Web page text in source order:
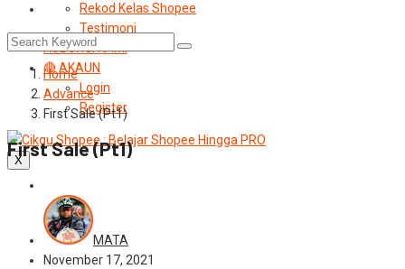
Rekod Kelas Shopee
Testimoni
HUBUNGI KAMI
🔴 AKAUN
Login
Register
X
Home
Advance
First Sale (Pt1)
First Sale (Pt1)
MATA
November 17, 2021